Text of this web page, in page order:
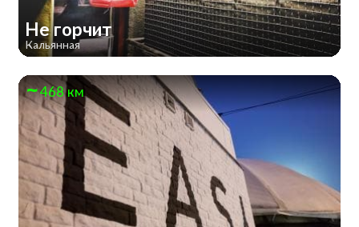
Не горчит
Кальянная
468 км